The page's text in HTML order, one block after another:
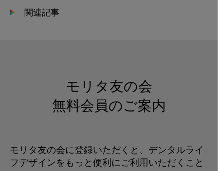
関連記事
モリタ友の会
無料会員のご案内
モリタ友の会に登録いただくと、デンタルライ
フデザインをもっと便利にご利用いただくこと